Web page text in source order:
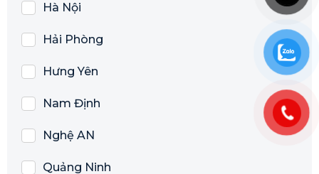
Hà Nội
Hải Phòng
Hưng Yên
Nam Định
Nghệ AN
Quảng Ninh